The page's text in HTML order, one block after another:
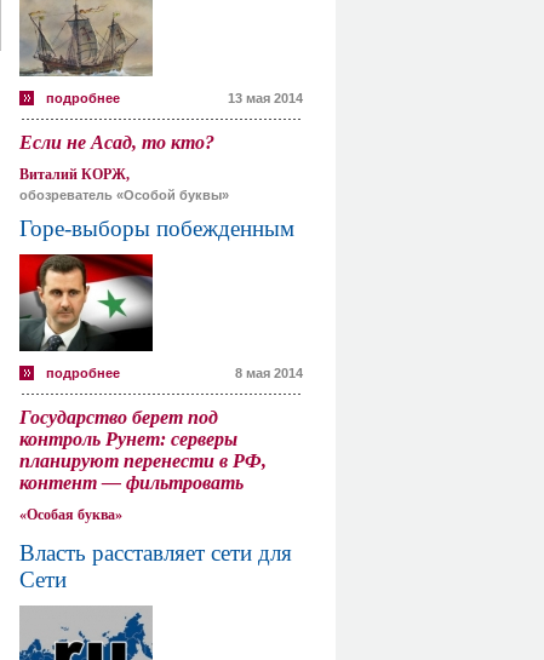
подробнее 13 мая 2014
Если не Асад, то кто?
Виталий КОРЖ,
обозреватель «Особой буквы»
Горе-выборы побежденным
подробнее 8 мая 2014
Государство берет под
контроль Рунет: серверы
планируют перенести в РФ,
контент — фильтровать
«Особая буква»
Власть расставляет сети для
Сети